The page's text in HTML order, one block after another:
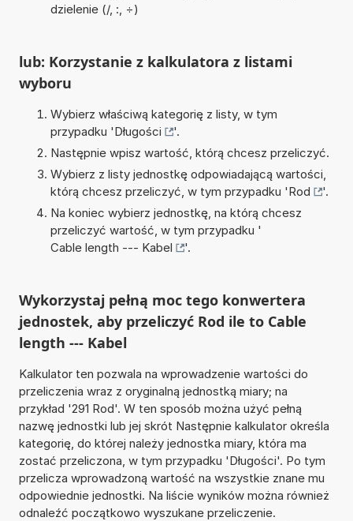
dzielenie (/, :, ÷)
lub: Korzystanie z kalkulatora z listami
wyboru
Wybierz właściwą kategorię z listy, w tym
przypadku 'Długości
'.
Następnie wpisz wartość, którą chcesz przeliczyć.
Wybierz z listy jednostkę odpowiadającą wartości,
którą chcesz przeliczyć, w tym przypadku 'Rod
'.
Na koniec wybierz jednostkę, na którą chcesz
przeliczyć wartość, w tym przypadku '
Cable length --- Kabel
'.
Wykorzystaj pełną moc tego konwertera
jednostek, aby przeliczyć Rod ile to Cable
length --- Kabel
Kalkulator ten pozwala na wprowadzenie wartości do
przeliczenia wraz z oryginalną jednostką miary; na
przykład '291 Rod'. W ten sposób można użyć pełną
nazwę jednostki lub jej skrót Następnie kalkulator określa
kategorię, do której należy jednostka miary, która ma
zostać przeliczona, w tym przypadku 'Długości'. Po tym
przelicza wprowadzoną wartość na wszystkie znane mu
odpowiednie jednostki. Na liście wyników można również
odnaleźć początkowo wyszukane przeliczenie.